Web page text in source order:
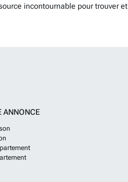
incontournable pour trouver et
ANNONCE